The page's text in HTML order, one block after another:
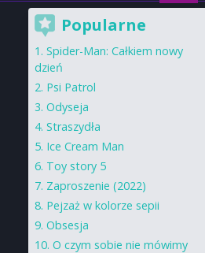
Popularne
Spider-Man: Całkiem nowy
dzień
Psi Patrol
Odyseja
Straszydła
Ice Cream Man
Toy story 5
Zaproszenie (2022)
Pejzaż w kolorze sepii
Obsesja
O czym sobie nie mówimy